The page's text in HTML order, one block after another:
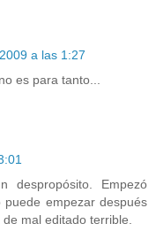
a las 1:27
es para tanto...
despropósito. Empezó
empezar después
mal editado terrible.